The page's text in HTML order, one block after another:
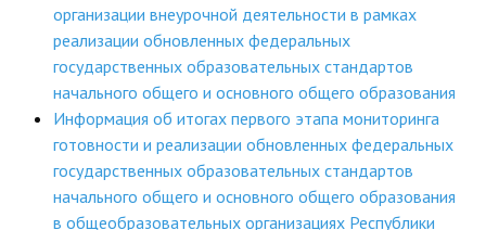
организации внеурочной деятельности в рамках
реализации обновленных федеральных
государственных образовательных стандартов
начального общего и основного общего образования
Информация об итогах первого этапа мониторинга
готовности и реализации обновленных федеральных
государственных образовательных стандартов
начального общего и основного общего образования
в общеобразовательных организациях Республики